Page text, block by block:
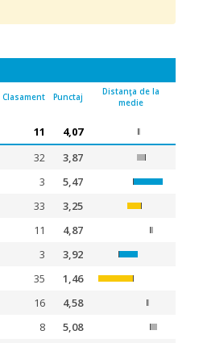
Clasament Punctaj
Distanţa de la
medie
11 4,07
32 3,87
3 5,47
33 3,25
11 4,87
3 3,92
35 1,46
16 4,58
8 5,08